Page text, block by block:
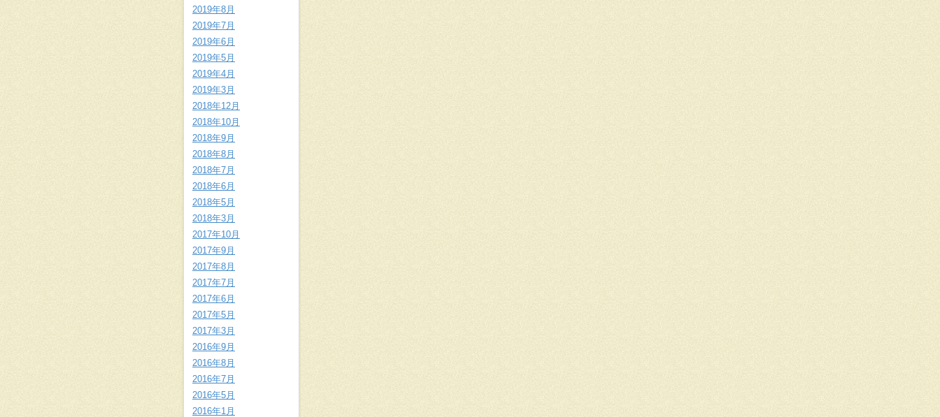
2019年8月
2019年7月
2019年6月
2019年5月
2019年4月
2019年3月
2018年12月
2018年10月
2018年9月
2018年8月
2018年7月
2018年6月
2018年5月
2018年3月
2017年10月
2017年9月
2017年8月
2017年7月
2017年6月
2017年5月
2017年3月
2016年9月
2016年8月
2016年7月
2016年5月
2016年1月